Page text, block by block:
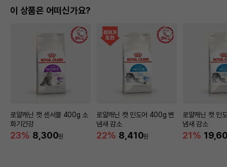
이 상품은 어떠신가요?
로얄캐닌 캣 센서블 400g 소
화기건강
23% 8,300원
로얄캐닌 캣 인도어 400g 변
냄새 감소
22% 8,410원
로얄캐닌 캣 인
냄새 감소
21%